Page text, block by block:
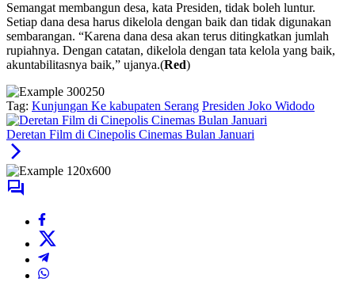
Semangat membangun desa, kata Presiden, tidak boleh luntur.
Setiap dana desa harus dikelola dengan baik dan tidak digunakan
sembarangan. “Karena dana desa akan terus ditingkatkan jumlah
rupiahnya. Dengan catatan, dikelola dengan tata kelola yang baik,
akuntabilitasnya baik,” ujanya.(Red)
Tag: Kunjungan Ke kabupaten Serang Presiden Joko Widodo
Deretan Film di Cinepolis Cinemas Bulan Januari